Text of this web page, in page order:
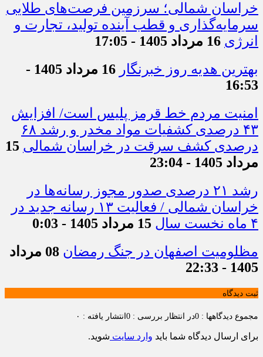
خراسان شمالی؛ سرزمین فرصت‌های طلایی
سرمایه‌گذاری و قطب آینده تولید، تجارت و
انرژی 16 مرداد 1405 - 17:05
بهترین هدیه روز خبرنگار
16 مرداد 1405 -
16:53
امنیت مردم خط قرمز پلیس است/ افزایش
۴۳ درصدی کشفیات مواد مخدر و رشد ۶۸
درصدی کشف سرقت در خراسان شمالی 15
مرداد 1405 - 23:04
رشد ۲۱ درصدی صدور مجوز رسانه‌ها در
خراسان شمالی / فعالیت ۱۳ رسانه جدید در
۴ ماه نخست سال
15 مرداد 1405 - 0:03
مظلومیت اصفهان در جنگ رمضان
08 مرداد
1405 - 22:33
ثبت دیدگاه
مجموع دیدگاهها : 0 در انتظار بررسی : 0 انتشار یافته : ۰
برای ارسال دیدگاه شما باید وارد سایت شوید.